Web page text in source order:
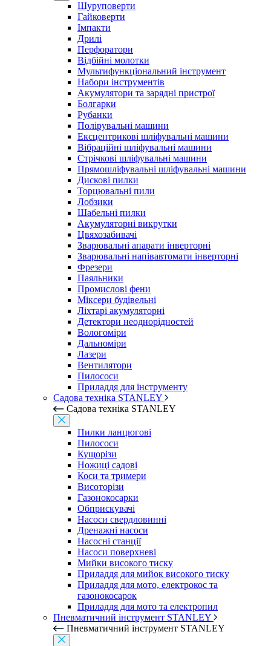
Шуруповерти
Гайковерти
Імпакти
Дрилі
Перфоратори
Відбійні молотки
Мультифункціональний інструмент
Набори інструментів
Акумулятори та зарядні пристрої
Болгарки
Рубанки
Полірувальні машини
Ексцентрикові шліфувальні машини
Вібраційні шліфувальні машини
Стрічкові шліфувальні машини
Прямошліфувальні шліфувальні машини
Дискові пилки
Торцювальні пили
Лобзики
Шабельні пилки
Акумуляторні викрутки
Цвяхозабивачі
Зварювальні апарати інверторні
Зварювальні напівавтомати інверторні
Фрезери
Паяльники
Промислові фени
Міксери будівельні
Ліхтарі акумуляторні
Детектори неоднорідностей
Вологоміри
Дальноміри
Лазери
Вентилятори
Пилососи
Приладдя для інструменту
Садова техніка STANLEY
Садова техніка STANLEY
Пилки ланцюгові
Пилососи
Кущорізи
Ножиці садові
Коси та тримери
Висоторізи
Газонокосарки
Обприскувачі
Насоси свердловинні
Дренажні насоси
Насосні станції
Насоси поверхневі
Мийки високого тиску
Приладдя для мийок високого тиску
Приладдя для мото, електрокос та
газонокосарок
Приладдя для мото та електропил
Пневматичний інструмент STANLEY
Пневматичний інструмент STANLEY